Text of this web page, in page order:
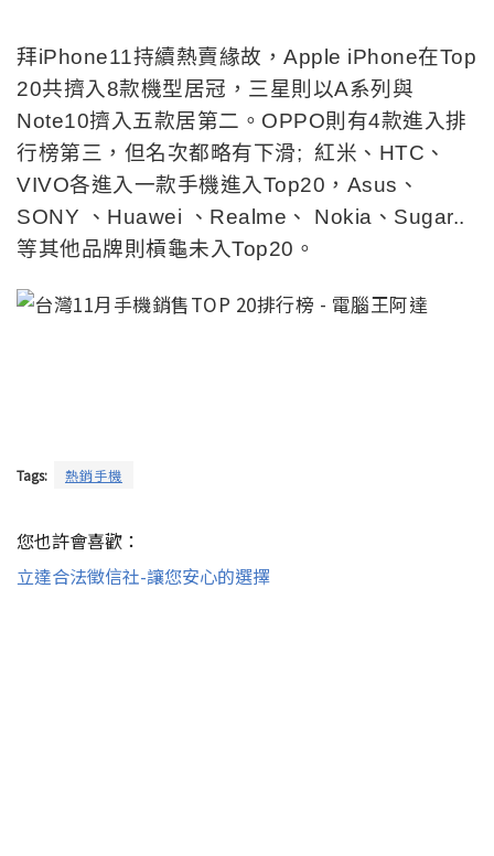
拜iPhone11持續熱賣緣故，Apple iPhone在Top
20共擠入8款機型居冠，三星則以A系列與
Note10擠入五款居第二。OPPO則有4款進入排
行榜第三，但名次都略有下滑; 紅米 、HTC、
VIVO各進入一款手機進入Top20，Asus、
SONY 、Huawei 、Realme、 Nokia、Sugar..
等其他品牌則槓龜未入Top20。
Tags: 熱銷手機
您也許會喜歡：
立達合法徵信社-讓您安心的選擇